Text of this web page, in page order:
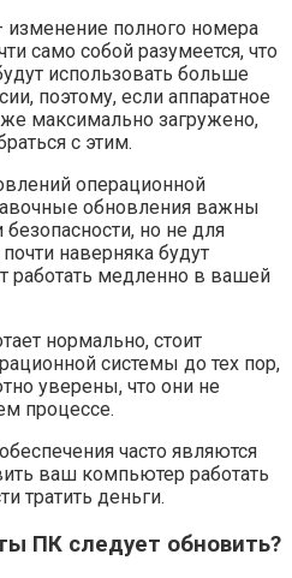
полного номера
само собой разумеется, что
использовать больше
поэтому, если аппаратное
максимально загружено,
с этим.
операционной
обновления важны
но не для
наверняка будут
работать медленно в вашей
нормально, стоит
системы до тех пор,
уверены, что они не
процессе.
часто являются
ваш компьютер работать
тратить деньги.
ПК следует обновить?